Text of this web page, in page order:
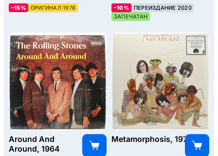
–15% ОРИГИНАЛ 1978 –10%
ПЕРЕИЗДАНИЕ 2020
ЗАПЕЧАТАН
Around And
Around, 1964
Metamorphosis, 1975